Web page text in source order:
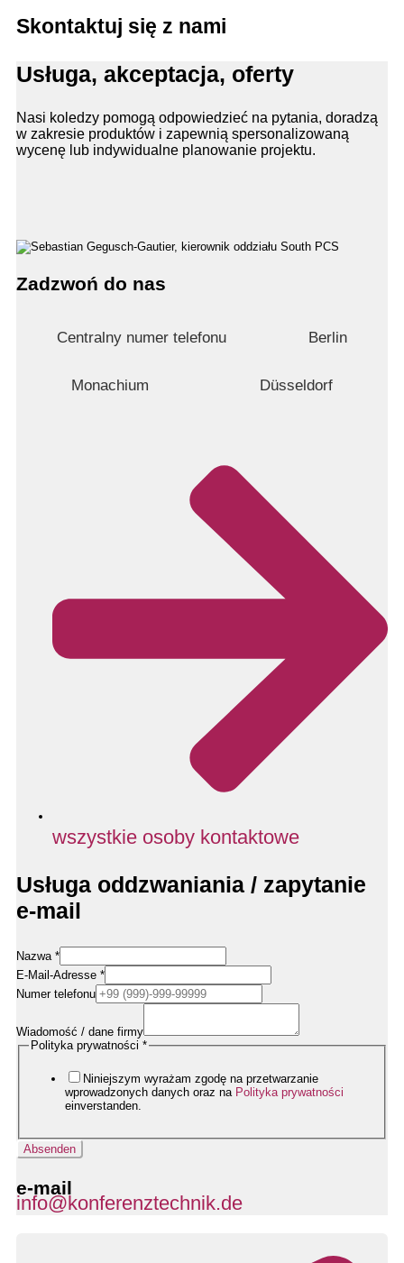
Skontaktuj się z nami
Usługa, akceptacja, oferty
Nasi koledzy pomogą odpowiedzieć na pytania, doradzą
w zakresie produktów i zapewnią spersonalizowaną
wycenę lub indywidualne planowanie projektu.
Zadzwoń do nas
Centralny numer telefonu Berlin
Monachium Düsseldorf
wszystkie osoby kontaktowe
Usługa oddzwaniania / zapytanie
e-mail
Nazwa *
Nachricht
Rufnummer
/
E-Mail-Adresse *
Numer telefonu
Wiadomość / dane firmy
Polityka prywatności *
Niniejszym wyrażam zgodę na przetwarzanie
wprowadzonych danych oraz na Polityka prywatności
einverstanden.
Absenden
e-mail
info@konferenztechnik.de